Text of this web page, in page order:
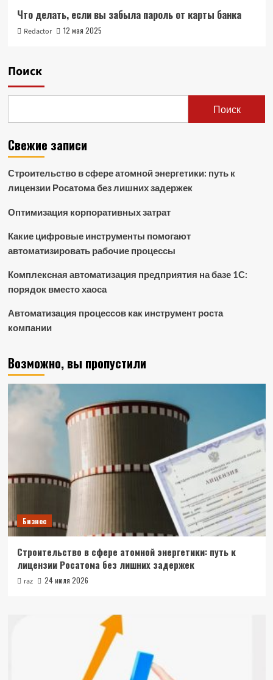
Что делать, если вы забыла пароль от карты банка
Redactor 12 мая 2025
Поиск
Поиск
Свежие записи
Строительство в сфере атомной энергетики: путь к
лицензии Росатома без лишних задержек
Оптимизация корпоративных затрат
Какие цифровые инструменты помогают
автоматизировать рабочие процессы
Комплексная автоматизация предприятия на базе 1С:
порядок вместо хаоса
Автоматизация процессов как инструмент роста
компании
Возможно, вы пропустили
Бизнес
Строительство в сфере атомной энергетики: путь к
лицензии Росатома без лишних задержек
raz 24 июля 2026